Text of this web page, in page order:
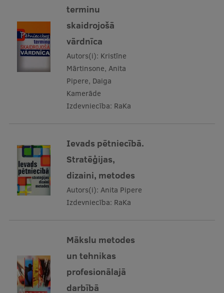
terminu
skaidrojošā
vārdnīca
Autors(i): Kristīne
Mārtinsone, Anita
Pipere, Daiga
Kamerāde
Izdevniecība: RaKa
Ievads pētniecībā.
Stratēģijas,
dizaini, metodes
Autors(i): Anita Pipere
Izdevniecība: RaKa
Mākslu metodes
un tehnikas
profesionālajā
darbībā